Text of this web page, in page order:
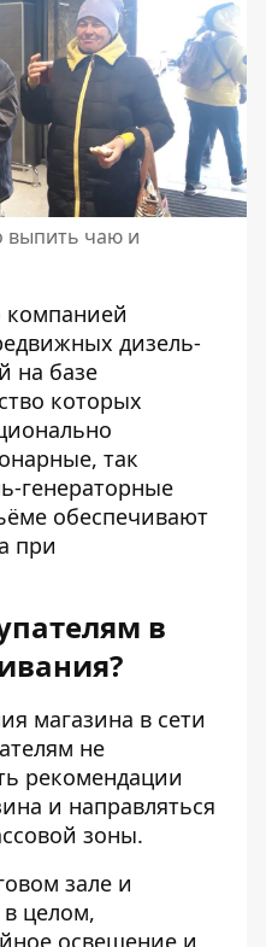
выпить чаю и
компанией
дизель-
на базе
которых
так
генераторные
обеспечивают
при
в
магазина в сети
не
рекомендации
и направляться
зоны.
зале и
целом,
освещение и